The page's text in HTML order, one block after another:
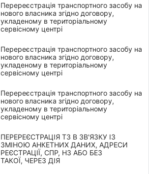
Перереєстрація транспортного засобу на
нового власника згідно договору,
укладеному в територіальному
сервісному центрі
Перереєстрація транспортного засобу на
нового власника згідно договору,
укладеному в територіальному
сервісному центрі
Перереєстрація транспортного засобу на
нового власника згідно договору,
укладеному в територіальному
сервісному центрі
ПЕРЕРЕЄСТРАЦІЯ ТЗ В ЗВ'ЯЗКУ ІЗ
ЗМІНОЮ АНКЕТНИХ ДАНИХ, АДРЕСИ
РЕЄСТРАЦІЇ, СПР, НЗ АБО БЕЗ
ТАКОЇ, ЧЕРЕЗ ДІЯ